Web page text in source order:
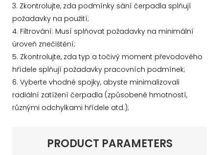
3. Zkontrolujte, zda podmínky sání čerpadla splňují
požadavky na použití;
4. Filtrování: Musí splňovat požadavky na minimální
úroveň znečištění;
5. Zkontrolujte, zda typ a točivý moment převodového
hřídele splňují požadavky pracovních podmínek;
6. Vyberte vhodné spojky, abyste minimalizovali
radiální zatížení čerpadla (způsobené hmotností,
různými odchylkami hřídele atd.);
PRODUCT PARAMETERS